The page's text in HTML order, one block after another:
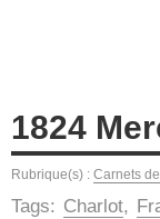
1824
Rubrique(s) : Carnets
Tags: Charlot,